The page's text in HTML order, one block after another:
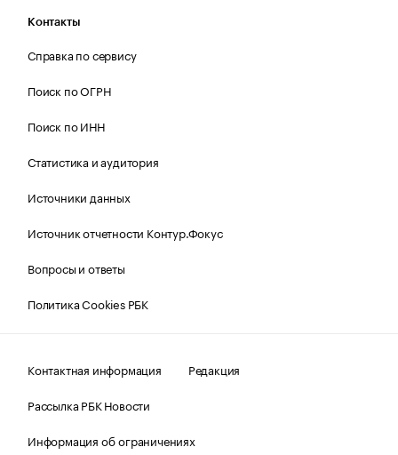
Контакты
Справка по сервису
Поиск по ОГРН
Поиск по ИНН
Статистика и аудитория
Источники данных
Источник отчетности Контур.Фокус
Вопросы и ответы
Политика Cookies РБК
Контактная информация
Редакция
Рассылка РБК Новости
Информация об ограничениях